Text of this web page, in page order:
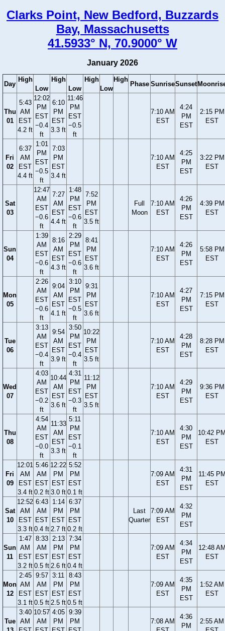
Clarks Point, New Bedford, Buzzards
Bay, Massachusetts
41.5933° N, 70.9000° W
January 2026
Day
High
Low
High
Low
High
Low
High
Phase SunriseSunset
Thu
01
5:43
AM
EST
4.2 ft
12:02
PM
EST
−0.4
ft
6:10
PM
EST
3.3 ft
11:46
PM
EST
−0.5
ft
7:10 AM
EST
4:24
PM
EST
2:15 PM
EST
Fri
02
6:37
AM
EST
4.4 ft
1:01
PM
EST
−0.5
ft
7:03
PM
EST
3.4 ft
7:10 AM
EST
4:25
PM
EST
3:22 PM
EST
Sat
03
12:47
AM
EST
−0.6
ft
7:27
AM
EST
4.4 ft
1:48
PM
EST
−0.6
ft
7:52
PM
EST
3.5 ft
Full
Moon
7:10 AM
EST
4:26
PM
EST
4:39 PM
EST
Sun
04
1:39
AM
EST
−0.6
ft
8:16
AM
EST
4.3 ft
2:29
PM
EST
−0.6
ft
8:41
PM
EST
3.6 ft
7:10 AM
EST
4:26
PM
EST
5:58 PM
EST
Mon
05
2:26
AM
EST
−0.6
ft
9:04
AM
EST
4.1 ft
3:10
PM
EST
−0.5
ft
9:31
PM
EST
3.6 ft
7:10 AM
EST
4:27
PM
EST
7:15 PM
EST
Tue
06
3:13
AM
EST
−0.4
ft
9:54
AM
EST
3.9 ft
3:50
PM
EST
−0.4
ft
10:22
PM
EST
3.5 ft
7:10 AM
EST
4:28
PM
EST
8:28 PM
EST
Wed
07
4:03
AM
EST
−0.2
ft
10:44
AM
EST
3.6 ft
4:31
PM
EST
−0.3
ft
11:12
PM
EST
3.5 ft
7:10 AM
EST
4:29
PM
EST
9:36 PM
EST
Thu
08
4:54
AM
EST
−0.0
ft
11:33
AM
EST
3.3 ft
5:11
PM
EST
−0.1
ft
7:10 AM
EST
4:30
PM
EST
10:42
EST
Fri
09
12:01
AM
EST
3.4 ft
5:46
AM
EST
0.2 ft
12:22
PM
EST
3.0 ft
5:52
PM
EST
0.1 ft
7:09 AM
EST
4:31
PM
EST
11:45
EST
Sat
10
12:52
AM
EST
3.3 ft
6:43
AM
EST
0.4 ft
1:14
PM
EST
2.7 ft
6:37
PM
EST
0.2 ft
Last
Quarter
7:09 AM
EST
4:32
PM
EST
Sun
11
1:47
AM
EST
3.2 ft
8:33
AM
EST
0.5 ft
2:13
PM
EST
2.6 ft
7:34
PM
EST
0.4 ft
7:09 AM
EST
4:34
PM
EST
12:48
EST
Mon
12
2:45
AM
EST
3.1 ft
9:57
AM
EST
0.5 ft
3:11
PM
EST
2.5 ft
8:43
PM
EST
0.5 ft
7:09 AM
EST
4:35
PM
EST
1:52 AM
EST
Tue
3:40
AM
10:57
AM
4:05
PM
9:39
PM
7:08 AM
4:36
PM
2:55 AM